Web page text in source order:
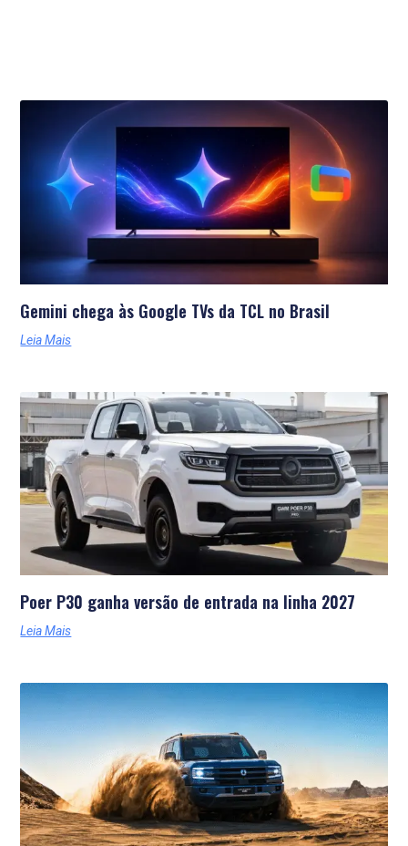
Últimas Notícias
Gemini chega às Google TVs da TCL no Brasil
Leia Mais
Poer P30 ganha versão de entrada na linha 2027
Leia Mais